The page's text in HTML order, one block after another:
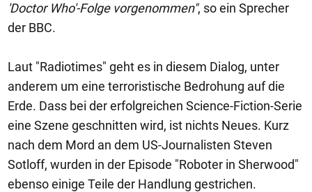
'Doctor Who'-Folge vorgenommen", so ein Sprecher
der BBC.
Laut "Radiotimes" geht es in diesem Dialog, unter
anderem um eine terroristische Bedrohung auf die
Erde. Dass bei der erfolgreichen Science-Fiction-Serie
eine Szene geschnitten wird, ist nichts Neues. Kurz
nach dem Mord an dem US-Journalisten Steven
Sotloff, wurden in der Episode "Roboter in Sherwood"
ebenso einige Teile der Handlung gestrichen.